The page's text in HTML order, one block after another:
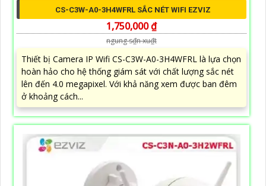
CS-C3W-A0-3H4WFRL SẮC NÉT WIFI EZVIZ
1,750,000 ₫
ngung s₫n xu₫t
Thiết bị Camera IP Wifi CS-C3W-A0-3H4WFRL là lựa chọn
hoàn hảo cho hệ thống giám sát với chất lượng sắc nét
lên đến 4.0 megapixel. Với khả năng xem được ban đêm
ở khoảng cách...